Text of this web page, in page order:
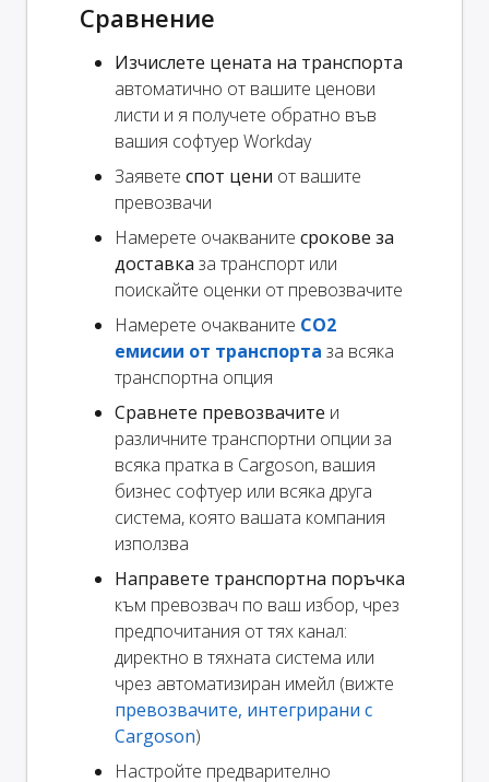
Сравнение
Изчислете цената на транспорта
автоматично от вашите ценови
листи и я получете обратно във
вашия софтуер Workday
Заявете спот цени от вашите
превозвачи
Намерете очакваните срокове за
доставка за транспорт или
поискайте оценки от превозвачите
Намерете очакваните CO2
емисии от транспорта за всяка
транспортна опция
Сравнете превозвачите и
различните транспортни опции за
всяка пратка в Cargoson, вашия
бизнес софтуер или всяка друга
система, която вашата компания
използва
Направете транспортна поръчка
към превозвач по ваш избор, чрез
предпочитания от тях канал:
директно в тяхната система или
чрез автоматизиран имейл (вижте
превозвачите, интегрирани с
Cargoson)
Настройте предварително